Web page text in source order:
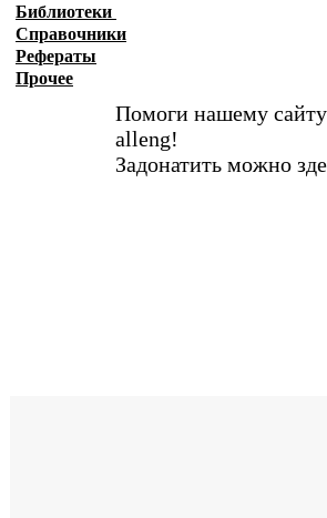
Библиотеки
Справочники
Рефераты
Прочее
Помоги нашему сайту
alleng!
Задонатить можно